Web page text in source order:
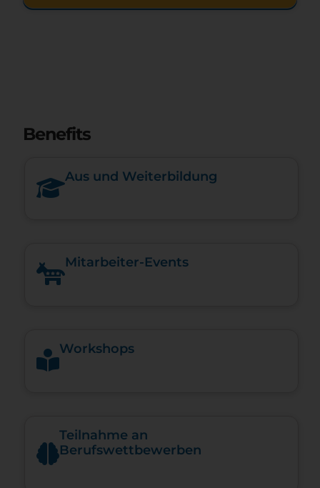
Benefits
Aus und Weiterbildung
Mitarbeiter-Events
Workshops
Teilnahme an
Berufswettbewerben